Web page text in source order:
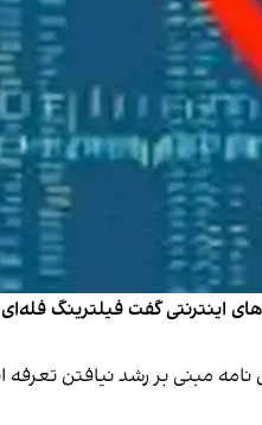
اینترنتی گفت فیلترینگ
مبنی بر رشد نیافتن تعرفه